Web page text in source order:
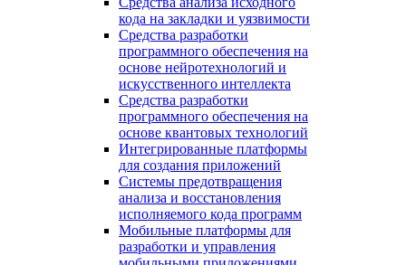
кода на закладки и уязвимости
Средства разработки
программного обеспечения на
основе нейротехнологий и
искусственного интеллекта
Средства разработки
программного обеспечения на
основе квантовых технологий
Интегрированные платформы
для создания приложений
Системы предотвращения
анализа и восстановления
исполняемого кода программ
Мобильные платформы для
разработки и управления